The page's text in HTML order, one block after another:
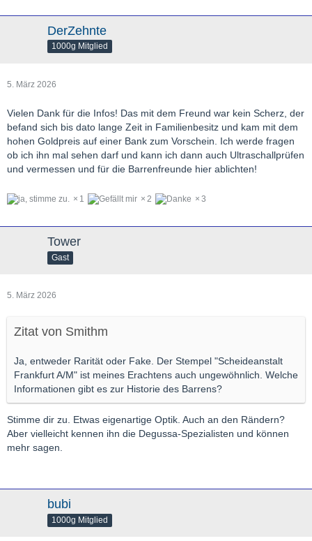
DerZehnte
1000g Mitglied
5. März 2026
Vielen Dank für die Infos! Das mit dem Freund war kein Scherz, der
befand sich bis dato lange Zeit in Familienbesitz und kam mit dem
hohen Goldpreis auf einer Bank zum Vorschein. Ich werde fragen
ob ich ihn mal sehen darf und kann ich dann auch Ultraschallprüfen
und vermessen und für die Barrenfreunde hier ablichten!
1 2 3
Tower
Gast
5. März 2026
Zitat von Smithm
Ja, entweder Rarität oder Fake. Der Stempel "Scheideanstalt
Frankfurt A/M" ist meines Erachtens auch ungewöhnlich. Welche
Informationen gibt es zur Historie des Barrens?
Stimme dir zu. Etwas eigenartige Optik. Auch an den Rändern?
Aber vielleicht kennen ihn die Degussa-Spezialisten und können
mehr sagen.
bubi
1000g Mitglied